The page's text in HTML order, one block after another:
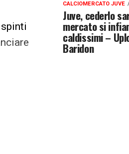
CALCIOMERCATO JUVE
Juve, cederlo
mercato si
caldissimi –
Baridon